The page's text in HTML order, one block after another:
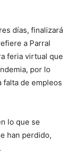
días, finalizará
a Parral
feria virtual que
por lo
falta de empleos
lo que se
han perdido,